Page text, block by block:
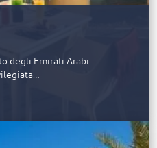
degli Emirati Arabi